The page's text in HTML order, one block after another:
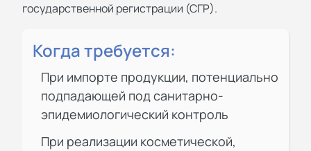
государственной регистрации (СГР).
Когда требуется:
При импорте продукции, потенциально
подпадающей под санитарно-
эпидемиологический контроль
При реализации косметической,